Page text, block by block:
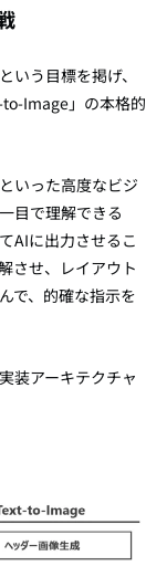
いう目標を掲げ、
Image」の本格的
いった高度なビジ
目で理解できる
AIに出力させるこ
させ、レイアウト
で、的確な指示を
装アーキテクチャ